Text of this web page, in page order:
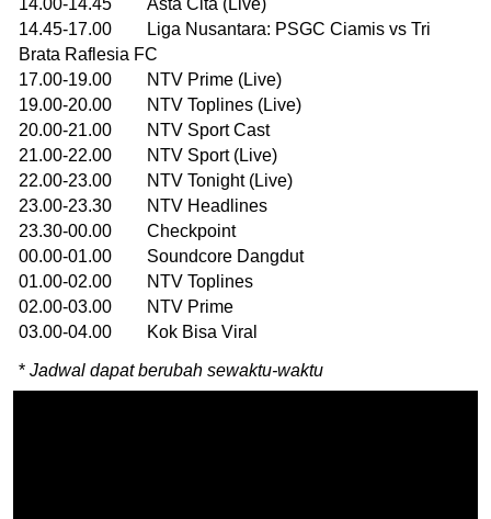
14.45-17.00 Liga Nusantara: PSGC Ciamis vs Tri
Brata Raflesia FC
17.00-19.00 NTV Prime (Live)
19.00-20.00 NTV Toplines (Live)
20.00-21.00 NTV Sport Cast
21.00-22.00 NTV Sport (Live)
22.00-23.00 NTV Tonight (Live)
23.00-23.30 NTV Headlines
23.30-00.00 Checkpoint
00.00-01.00 Soundcore Dangdut
01.00-02.00 NTV Toplines
02.00-03.00 NTV Prime
03.00-04.00 Kok Bisa Viral
* Jadwal dapat berubah sewaktu-waktu